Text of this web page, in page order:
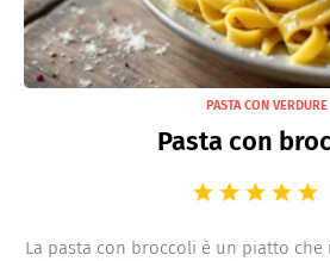
PASTA CON VERDURE
Pasta con
La pasta con broccoli è un piatto